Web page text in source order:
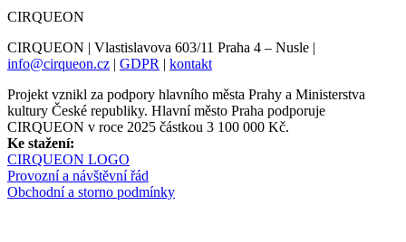
CIRQUEON
CIRQUEON | Vlastislavova 603/11 Praha 4 – Nusle |
info@cirqueon.cz | GDPR | kontakt
Projekt vznikl za podpory hlavního města Prahy a Ministerstva
kultury České republiky. Hlavní město Praha podporuje
CIRQUEON v roce 2025 částkou 3 100 000 Kč.
Ke stažení:
CIRQUEON LOGO
Provozní a návštěvní řád
Obchodní a storno podmínky